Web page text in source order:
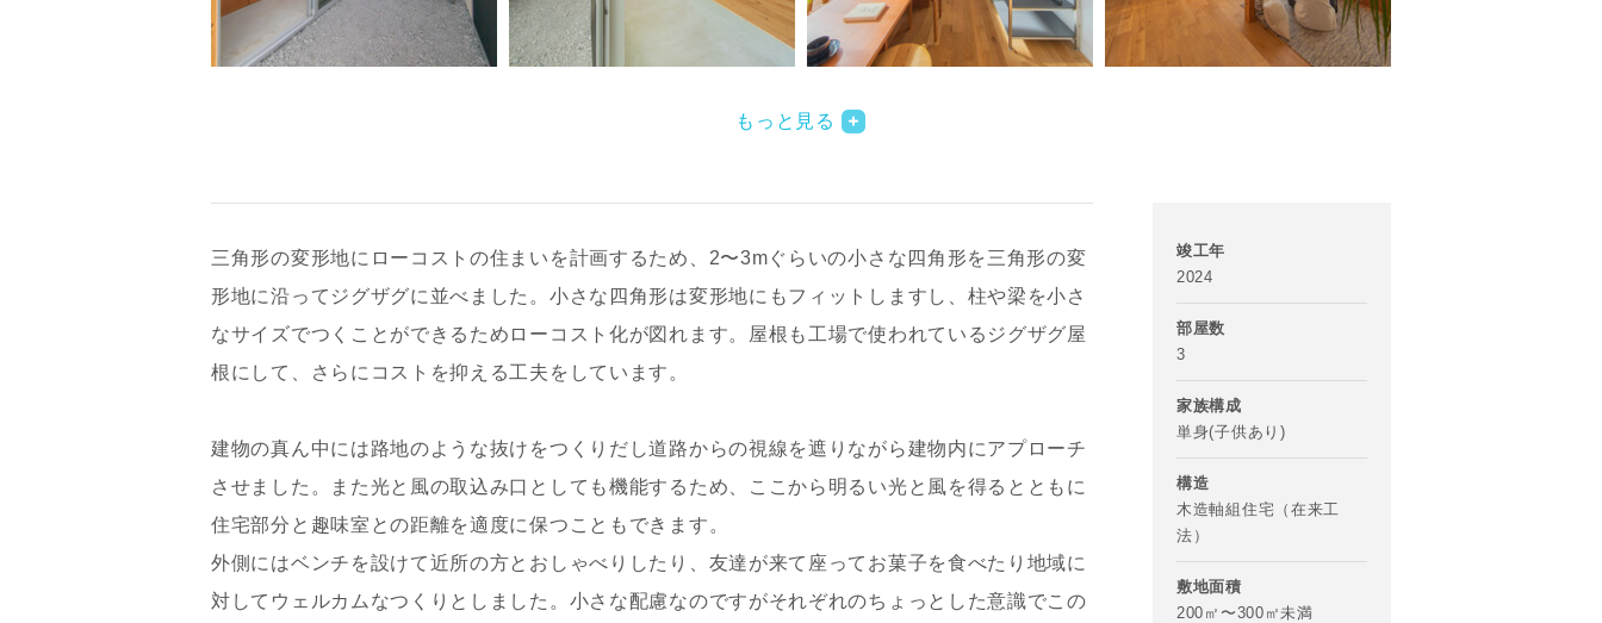
もっと見る
三角形の変形地にローコストの住まいを計画するため、2〜3mぐらいの小さな四角形を三角形の変
形地に沿ってジグザグに並べました。小さな四角形は変形地にもフィットしますし、柱や梁を小さ
なサイズでつくことができるためローコスト化が図れます。屋根も工場で使われているジグザグ屋
根にして、さらにコストを抑える工夫をしています。
建物の真ん中には路地のような抜けをつくりだし道路からの視線を遮りながら建物内にアプローチ
させました。また光と風の取込み口としても機能するため、ここから明るい光と風を得るとともに
住宅部分と趣味室との距離を適度に保つこともできます。
外側にはベンチを設けて近所の方とおしゃべりしたり、友達が来て座ってお菓子を食べたり地域に
対してウェルカムなつくりとしました。小さな配慮なのですがそれぞれのちょっとした意識でこの
竣工年
2024
部屋数
3
家族構成
単身(子供あり)
構造
木造軸組住宅（在来工
法）
敷地面積
200㎡〜300㎡未満